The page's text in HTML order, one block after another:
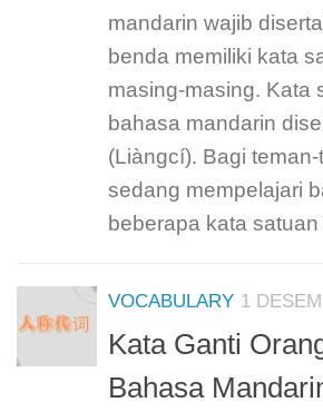
mandarin wajib
benda memiliki kata
masing-masing. Kata
bahasa mandarin
(Liàngcí). Bagi
sedang mempelajari
beberapa kata
VOCABULARY 1
Kata Ganti
Bahasa